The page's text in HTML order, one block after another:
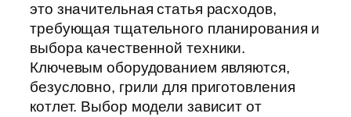
это значительная статья расходов,
требующая тщательного планирования и
выбора качественной техники.
Ключевым оборудованием являются,
безусловно, грили для приготовления
котлет. Выбор модели зависит от